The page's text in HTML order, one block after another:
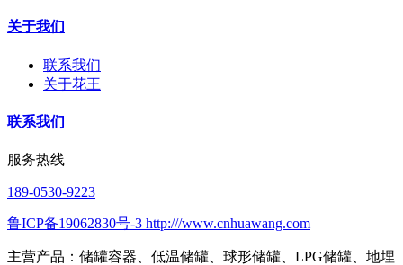
关于我们
联系我们
关于花王
联系我们
服务热线
189-0530-9223
鲁ICP备19062830号-3 http:///www.cnhuawang.com
主营产品：储罐容器、低温储罐、球形储罐、LPG储罐、地埋